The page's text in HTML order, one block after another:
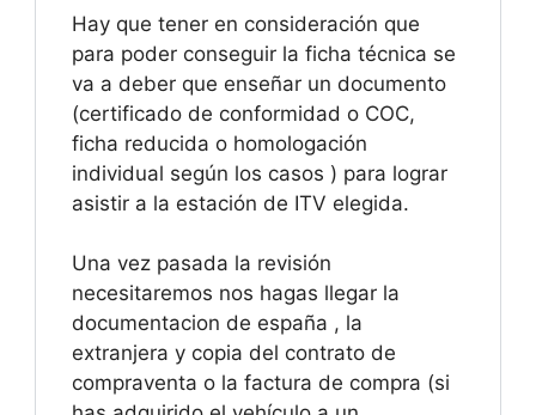
Hay que tener en consideración que
para poder conseguir la ficha técnica se
va a deber que enseñar un documento
(certificado de conformidad o COC,
ficha reducida o homologación
individual según los casos ) para lograr
asistir a la estación de ITV elegida.
Una vez pasada la revisión
necesitaremos nos hagas llegar la
documentacion de españa , la
extranjera y copia del contrato de
compraventa o la factura de compra (si